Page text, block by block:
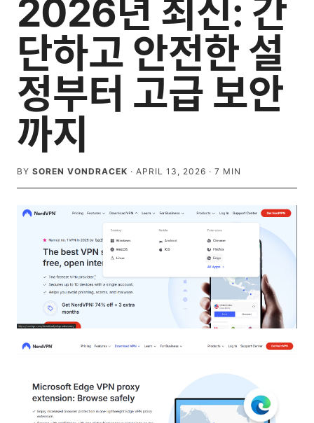
2026년 최신: 간
단하고 안전한 설
정부터 고급 보안
까지
BY SOREN VONDRACEK · APRIL 13, 2026 · 7 MIN